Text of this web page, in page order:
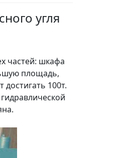
угля
частей: шкафа
площадь,
100т.